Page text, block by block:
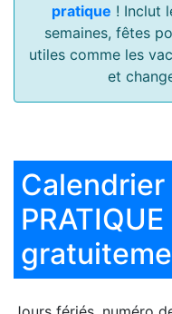
pratique ! Inclut
semaines, fêtes
utiles comme les
et